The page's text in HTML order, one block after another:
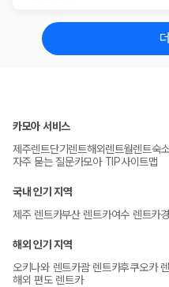
카모아 서비스
제주렌트단기렌트해외렌트월렌트숙소
자주 묻는 질문카모아 TIP사이트맵
국내 인기 지역
제주 렌트카부산 렌트카여수 렌트카
해외 인기 지역
오키나와 렌트카괌 렌트카후쿠오카
해외 편도 렌트카